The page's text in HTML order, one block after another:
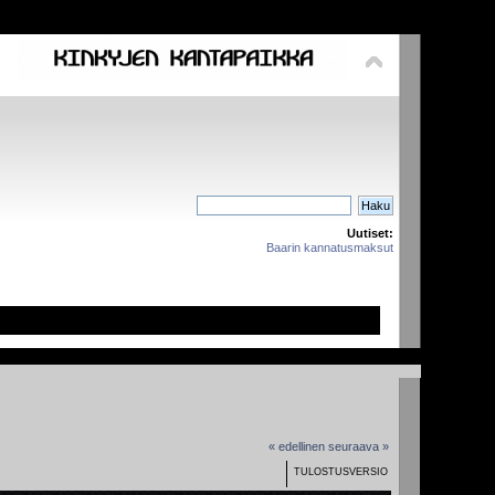
Uutiset:
Baarin kannatusmaksut
« edellinen seuraava »
TULOSTUSVERSIO